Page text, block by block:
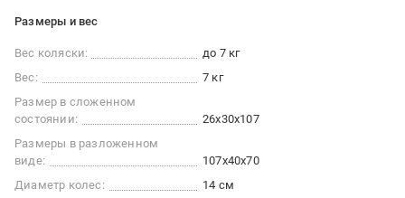
Размеры и вес
Вес коляски:
до 7 кг
Вес:
7 кг
Размер в сложенном
состоянии:
26x30x107
Размеры в разложенном
виде:
107x40x70
Диаметр колес:
14 см